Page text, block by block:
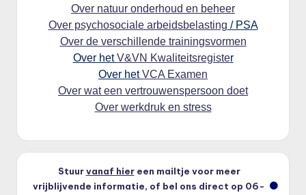
Over natuur onderhoud en beheer
Over psychosociale arbeidsbelasting / PSA
Over de verschillende trainingsvormen
Over hetV&VN Kwaliteitsregister
Over hetVCA Examen
Over wat een vertrouwenspersoon doet
Over werkdruk en stress
Stuurvanaf hiereen mailtje voor meer
vrijblijvende informatie, of bel ons direct op 06-